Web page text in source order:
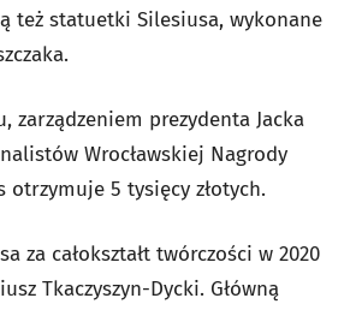
też statuetki Silesiusa, wykonane
zarządzeniem prezydenta Jacka
Wrocławskiej Nagrody
otrzymuje 5 tysięcy złotych.
za całokształt twórczości w 2020
Tkaczyszyn-Dycki. Główną